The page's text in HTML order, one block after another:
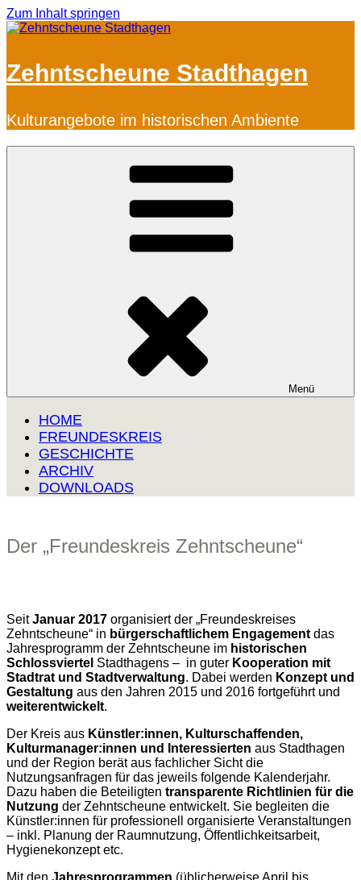
Zum Inhalt springen
Zehntscheune Stadthagen
Kulturangebote im historischen Ambiente
Menü
HOME
FREUNDESKREIS
GESCHICHTE
ARCHIV
DOWNLOADS
Der „Freundeskreis Zehntscheune“
SeitJanuar 2017 organisiert der „Freundeskreises
Zehntscheune“ in bürgerschaftlichem Engagement das
Jahresprogramm der Zehntscheune im historischen
Schlossviertel Stadthagens – in guter Kooperation mit
Stadtrat und Stadtverwaltung. Dabei werden Konzept und
Gestaltung aus den Jahren 2015 und 2016 fortgeführt und
weiterentwickelt.
Der Kreis aus Künstler:innen, Kulturschaffenden,
Kulturmanager:innen und Interessierten aus Stadthagen
und der Region berät aus fachlicher Sicht die
Nutzungsanfragen für das jeweils folgende Kalenderjahr.
Dazu haben die Beteiligten transparente Richtlinien für die
Nutzung der Zehntscheune entwickelt. Sie begleiten die
Künstler:innen für professionell organisierte Veranstaltungen
– inkl. Planung der Raumnutzung, Öffentlichkeitsarbeit,
Hygienekonzept etc.